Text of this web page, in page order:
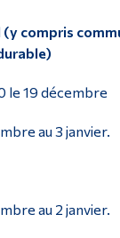
(y compris
le 19 décembre
au 3 janvier.
au 2 janvier.